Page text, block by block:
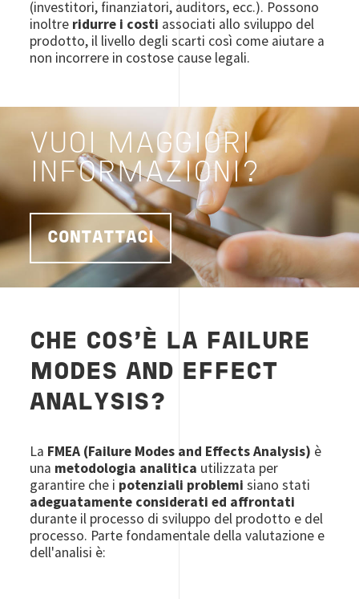
(investitori, finanziatori, auditors, ecc.). Possono
inoltre ridurre i costi associati allo sviluppo del
prodotto, il livello degli scarti così come aiutare a
non incorrere in costose cause legali.
VUOI MAGGIORI
INFORMAZIONI?
CONTATTACI
CHE COS'È LA FAILURE
MODES AND EFFECT
ANALYSIS?
La FMEA (Failure Modes and Effects Analysis) è
una metodologia analitica utilizzata per
garantire che i potenziali problemi siano stati
adeguatamente considerati ed affrontati
durante il processo di sviluppo del prodotto e del
processo. Parte fondamentale della valutazione e
dell'analisi è: